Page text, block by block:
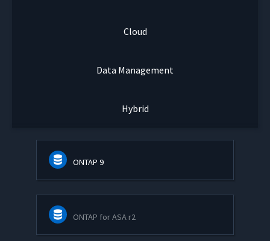
Cloud
Data Management
Hybrid
ONTAP 9
ONTAP for ASA r2